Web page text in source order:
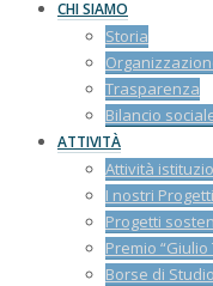
CHI SIAMO
Storia
Trasparenza
Bilancio
ATTIVITÀ
Attività
I nostri Progetti
Progetti
Premio “Giulio
Borse di Studio